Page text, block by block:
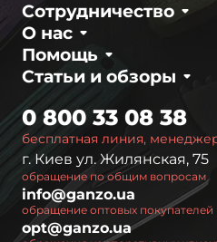
О нас
Сотрудничество
Статьи и обзоры
Помощь
бесплатная линия,
0 800 33 08 38
г. Киев ул. Жилянская, 75
обращение по общим вопросам
info@ganzo.ua
обращение оптовых покупателей
opt@ganzo.ua